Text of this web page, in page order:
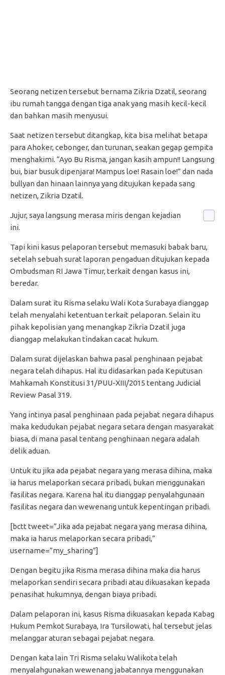
Seorang netizen tersebut bernama Zikria Dzatil, seorang
ibu rumah tangga dengan tiga anak yang masih kecil-kecil
dan bahkan masih menyusui.
Saat netizen tersebut ditangkap, kita bisa melihat betapa
para Ahoker, cebonger, dan turunan, seakan gegap gempita
menghakimi. “Ayo Bu Risma, jangan kasih ampun!! Langsung
bui, biar busuk dipenjara! Mampus loe! Rasain loe!” dan nada
bullyan dan hinaan lainnya yang ditujukan kepada sang
netizen, Zikria Dzatil.
Jujur, saya langsung merasa miris dengan kejadian
ini.
Tapi kini kasus pelaporan tersebut memasuki babak baru,
setelah sebuah surat laporan pengaduan ditujukan kepada
Ombudsman RI Jawa Timur, terkait dengan kasus ini,
beredar.
Dalam surat itu Risma selaku Wali Kota Surabaya dianggap
telah menyalahi ketentuan terkait pelaporan. Selain itu
pihak kepolisian yang menangkap Zikria Dzatil juga
dianggap melakukan tindakan cacat hukum.
Dalam surat dijelaskan bahwa pasal penghinaan pejabat
negara telah dihapus. Hal itu didasarkan pada Keputusan
Mahkamah Konstitusi 31/PUU-XIII/2015 tentang Judicial
Review Pasal 319.
Yang intinya pasal penghinaan pada pejabat negara dihapus
maka kedudukan pejabat negara setara dengan masyarakat
biasa, di mana pasal tentang penghinaan negara adalah
delik aduan.
Untuk itu jika ada pejabat negara yang merasa dihina, maka
ia harus melaporkan secara pribadi, bukan menggunakan
fasilitas negara. Karena hal itu dianggap penyalahgunaan
fasilitas negara dan wewenang untuk kepentingan pribadi.
[bctt tweet=”Jika ada pejabat negara yang merasa dihina,
maka ia harus melaporkan secara pribadi,”
username=”my_sharing”]
Dengan begitu jika Risma merasa dihina maka dia harus
melaporkan sendiri secara pribadi atau dikuasakan kepada
penasihat hukumnya, dengan biaya pribadi.
Dalam pelaporan ini, kasus Risma dikuasakan kepada Kabag
Hukum Pemkot Surabaya, Ira Tursilowati, hal tersebut jelas
melanggar aturan sebagai pejabat negara.
Dengan kata lain Tri Risma selaku Walikota telah
menyalahgunakan wewenang jabatannya menggunakan